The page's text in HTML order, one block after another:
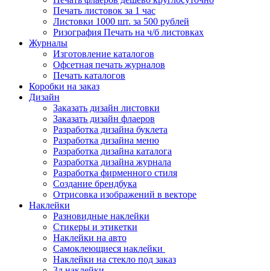
Печать листовок за 1 час
Листовки 1000 шт. за 500 рублей
Ризография Печать на ч/б листовках
Журналы
Изготовление каталогов
Офсетная печать журналов
Печать каталогов
Коробки на заказ
Дизайн
Заказать дизайн листовки
Заказать дизайн флаеров
Разработка дизайна буклета
Разработка дизайна меню
Разработка дизайна каталога
Разработка дизайна журнала
Разработка фирменного стиля
Создание брендбука
Отрисовка изображений в векторе
Наклейки
Разновидные наклейки
Стикеры и этикетки
Наклейки на авто
Самоклеющиеся наклейки
Наклейки на стекло под заказ